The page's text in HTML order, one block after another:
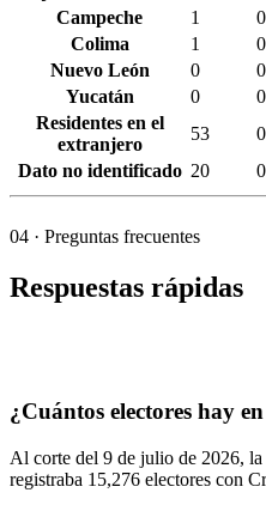
Campeche
1
Colima
1
Nuevo León
0
Yucatán
0
Residentes en el
extranjero
53
Dato no identificado 20
04 · Preguntas frecuentes
Respuestas rápidas
¿Cuántos electores hay
Al corte del 9 de julio de 2026, la
registraba 15,276 electores con